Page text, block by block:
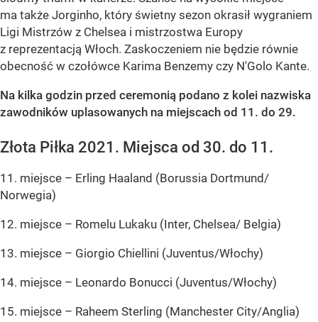
ma także Jorginho, który świetny sezon okrasił wygraniem
Ligi Mistrzów z Chelsea i mistrzostwa Europy
z reprezentacją Włoch. Zaskoczeniem nie będzie równie
obecność w czołówce Karima Benzemy czy N'Golo Kante.
Na kilka godzin przed ceremonią podano z kolei nazwiska
zawodników uplasowanych na miejscach od 11. do 29.
Złota Piłka 2021. Miejsca od 30. do 11.
11. miejsce – Erling Haaland (Borussia Dortmund/
Norwegia)
12. miejsce – Romelu Lukaku (Inter, Chelsea/ Belgia)
13. miejsce – Giorgio Chiellini (Juventus/Włochy)
14. miejsce – Leonardo Bonucci (Juventus/Włochy)
15. miejsce – Raheem Sterling (Manchester City/Anglia)